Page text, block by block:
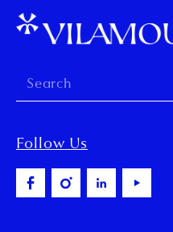
Follow Us